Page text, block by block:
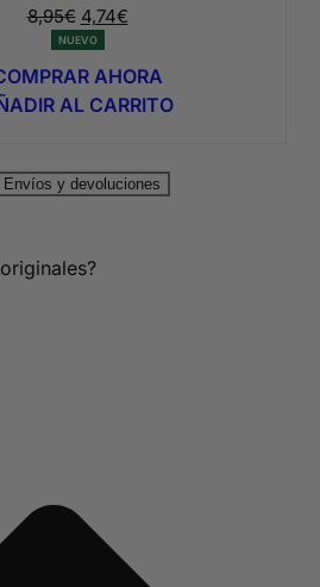
8,95€ El
precio
original
era:
8,95€.
4,74€El
actual
es:
4,74€.
NUEVO
AHORA
AL CARRITO
Envíos y devoluciones